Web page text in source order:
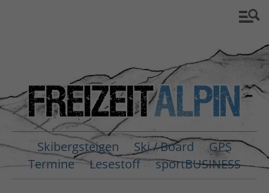
Skibergsteigen Ski / Board
GPS
Termine
Lesestoff sportBUSINESS